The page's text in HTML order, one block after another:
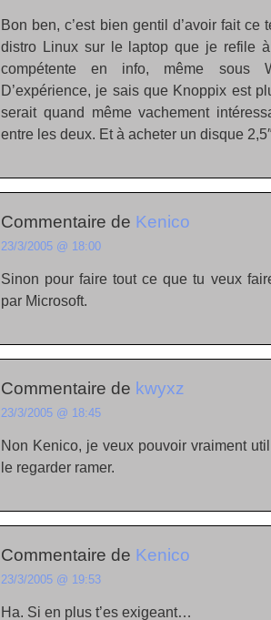
Bon ben, c’est bien gentil d’avoir fait
distro Linux sur le laptop que je refile
compétente en info, même sous
D’expérience, je sais que Knoppix est
serait quand même vachement
entre les deux. Et à acheter un disque
Commentaire de Kenico
23/3/2005 @ 18:00
Sinon pour faire tout ce que tu veux
par Microsoft.
Commentaire de kwyxz
23/3/2005 @ 18:45
Non Kenico, je veux pouvoir vraiment
le regarder ramer.
Commentaire de Kenico
23/3/2005 @ 19:53
Ha. Si en plus t’es exigeant…